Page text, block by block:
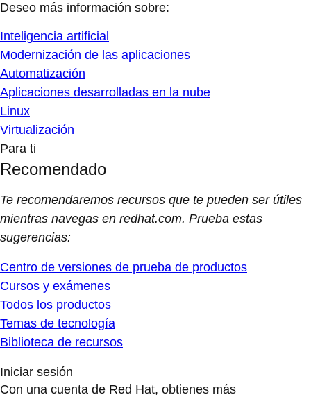
Deseo más información sobre:
Inteligencia artificial
Modernización de las aplicaciones
Automatización
Aplicaciones desarrolladas en la nube
Linux
Virtualización
Para ti
Recomendado
Te recomendaremos recursos que te pueden ser útiles
mientras navegas en redhat.com. Prueba estas
sugerencias:
Centro de versiones de prueba de productos
Cursos y exámenes
Todos los productos
Temas de tecnología
Biblioteca de recursos
Iniciar sesión
Con una cuenta de Red Hat, obtienes más